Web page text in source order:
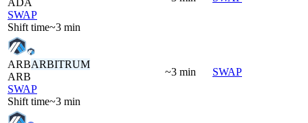
SWAP
Shift time~3 min
ARBARBITRUM
ARB
SWAP
Shift time~3 min
~3 min SWAP